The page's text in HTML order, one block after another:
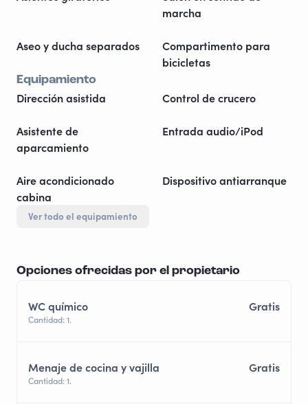
marcha
Aseo y ducha separados
Compartimento para
bicicletas
Equipamiento
Dirección asistida Control de crucero
Asistente de
aparcamiento
Entrada audio/iPod
Aire acondicionado
cabina
Dispositivo antiarranque
Ver todo el equipamiento
Opciones ofrecidas por el propietario
WC químico Gratis
Cantidad: 1.
Menaje de cocina y vajilla Gratis
Cantidad: 1.